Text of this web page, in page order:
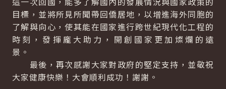
目標，並將所見所聞帶回僑居地，以增進海外同胞的
了解與向心，使其能在國家進行跨世紀現代化工程的
時刻，發揮龐大助力，開創國家更加燦爛的遠
景。
最後，再次感謝大家對政府的堅定支持，並敬祝
大家健康快樂！大會順利成功！謝謝。